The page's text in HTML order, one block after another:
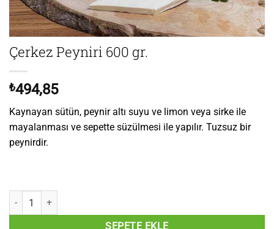
Çerkez Peyniri 600 gr.
₺494,85
Kaynayan sütün, peynir altı suyu ve limon veya sirke ile
mayalanması ve sepette süzülmesi ile yapılır. Tuzsuz bir
peynirdir.
Çerkez Peyniri 600 gr. adet
SEPETE EKLE